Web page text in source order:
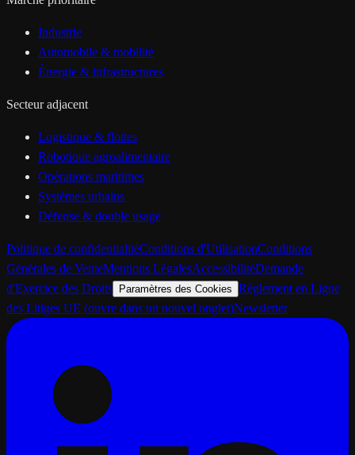
Industrie
Automobile & mobilité
Énergie & infrastructures
Secteur adjacent
Logistique & flottes
Robotique agroalimentaire
Opérations maritimes
Systèmes urbains
Défense & double usage
Politique de confidentialitéConditions d'UtilisationConditions
Générales de VenteMentions LégalesAccessibilitéDemande
d'Exercice des Droits
Paramètres des Cookies Règlement en Ligne
des Litiges UE (ouvre dans un nouvel onglet)Newsletter